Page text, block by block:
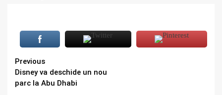
Continue
Reading
Previous
Disney va deschide un nou
parc la Abu Dhabi